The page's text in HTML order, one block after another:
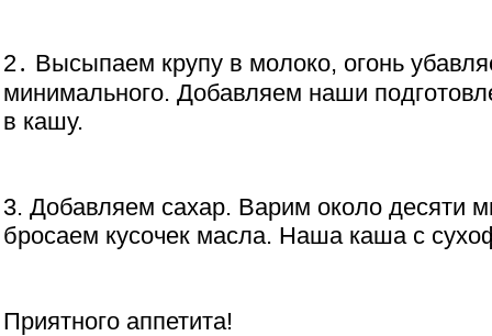
2․ Высыпаем крупу в молоко, огонь
минимального. Добавляем наши
в кашу.
3. Добавляем сахар. Варим около десяти
бросаем кусочек масла. Наша каша с
Приятного аппетита!